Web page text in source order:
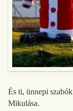
És ti, ünnepi
Mikulása.